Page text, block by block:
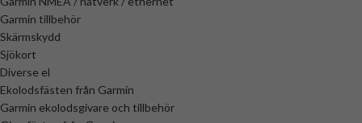
Garmin tillbehör
Skärmskydd
Sjökort
Diverse el
Ekolodsfästen från Garmin
Garmin ekolodsgivare och tillbehör